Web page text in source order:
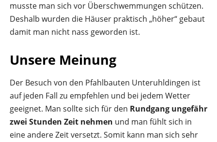
musste man sich vor Überschwemmungen schützen.
Deshalb wurden die Häuser praktisch „höher“ gebaut
damit man nicht nass geworden ist.
Unsere Meinung
Der Besuch von den Pfahlbauten Unteruhldingen ist
auf jeden Fall zu empfehlen und bei jedem Wetter
geeignet. Man sollte sich für den Rundgang ungefähr
zwei Stunden Zeit nehmen und man fühlt sich in
eine andere Zeit versetzt. Somit kann man sich sehr